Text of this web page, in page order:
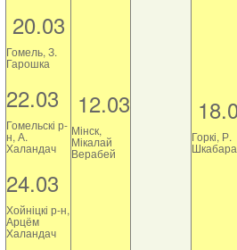
20.03
Гомель, З.
Гарошка
22.03
Гомельскі р-
н, А.
Халандач
24.03
Хойніцкі р-н,
Арцём
Халандач
12.03
Мінск,
Мікалай
Верабей
Горкі, Р.
Шкабара